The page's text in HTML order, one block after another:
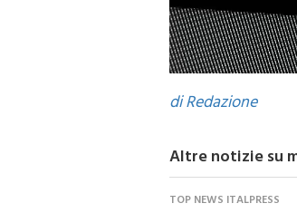
di Redazione
Altre notizie su
TOP NEWS ITALPRESS